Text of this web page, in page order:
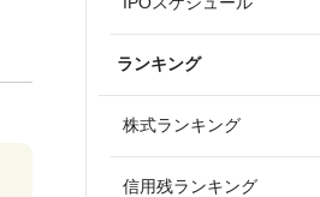
ランキング
株式ランキング
信用残ランキング